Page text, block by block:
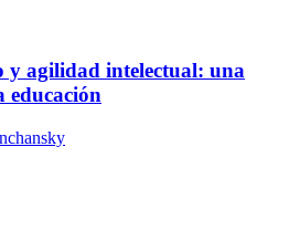
y agilidad intelectual: una
educación